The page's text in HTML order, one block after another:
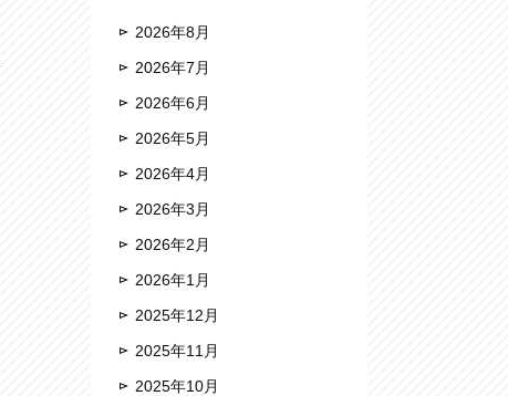
2026年8月
2026年7月
2026年6月
2026年5月
2026年4月
2026年3月
2026年2月
2026年1月
2025年12月
2025年11月
2025年10月